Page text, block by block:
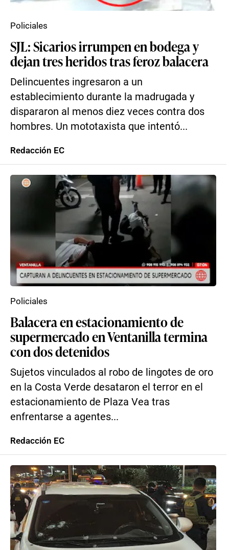
SJL: Sicarios irrumpen en bodega y
dejan tres heridos tras feroz balacera
Delincuentes ingresaron a un
establecimiento durante la madrugada y
dispararon al menos diez veces contra dos
hombres. Un mototaxista que intentó...
Policiales
Redacción EC
Balacera en estacionamiento de
supermercado en Ventanilla termina
con dos detenidos
Sujetos vinculados al robo de lingotes de oro
en la Costa Verde desataron el terror en el
estacionamiento de Plaza Vea tras
enfrentarse a agentes...
Policiales
Redacción EC